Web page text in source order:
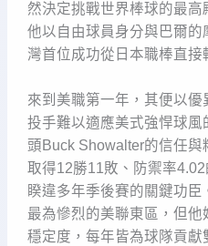
然決定挑戰世界棒球的最高
他以自由球員身分與巴爾
灣首位成功從日本職棒直接
來到美職第一年，其便以
投手難以適應美式強悍球
頭Buck Showalter的信任
取得12勝11敗、防禦率
睽違多年季後賽的關鍵功
最為慘烈的美聯東區，但
穩定度，每年皆為球隊貢